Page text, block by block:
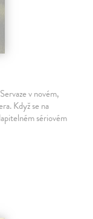
v novém,
Když se na
sériovém